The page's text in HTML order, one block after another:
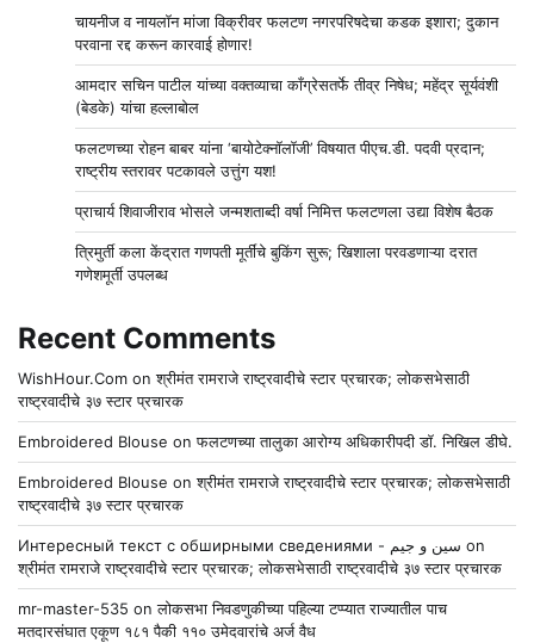
चायनीज व नायलॉन मांजा विक्रीवर फलटण नगरपरिषदेचा कडक इशारा; दुकान
परवाना रद्द करून कारवाई होणार!
आमदार सचिन पाटील यांच्या वक्तव्याचा काँग्रेसतर्फे तीव्र निषेध; महेंद्र सूर्यवंशी
(बेडके) यांचा हल्लाबोल
फलटणच्या रोहन बाबर यांना ‘बायोटेक्नॉलॉजी’ विषयात पीएच.डी. पदवी प्रदान;
राष्ट्रीय स्तरावर पटकावले उत्तुंग यश!
प्राचार्य शिवाजीराव भोसले जन्मशताब्दी वर्षा निमित्त फलटणला उद्या विशेष बैठक
त्रिमुर्ती कला केंद्रात गणपती मूर्तींचे बुकिंग सुरू; खिशाला परवडणाऱ्या दरात
गणेशमूर्ती उपलब्ध
Recent Comments
WishHour.Com onश्रीमंत रामराजे राष्ट्रवादीचे स्टार प्रचारक; लोकसभेसाठी
राष्ट्रवादीचे ३७ स्टार प्रचारक
Embroidered Blouse onफलटणच्या तालुका आरोग्य अधिकारीपदी डॉ. निखिल डीघे.
Embroidered Blouse onश्रीमंत रामराजे राष्ट्रवादीचे स्टार प्रचारक; लोकसभेसाठी
राष्ट्रवादीचे ३७ स्टार प्रचारक
Интересный текст с обширными сведениями - سين و جيم on
श्रीमंत रामराजे राष्ट्रवादीचे स्टार प्रचारक; लोकसभेसाठी राष्ट्रवादीचे ३७ स्टार प्रचारक
mr-master-535 onलोकसभा निवडणुकीच्या पहिल्या टप्प्यात राज्यातील पाच
मतदारसंघात एकूण १८१ पैकी ११० उमेदवारांचे अर्ज वैध